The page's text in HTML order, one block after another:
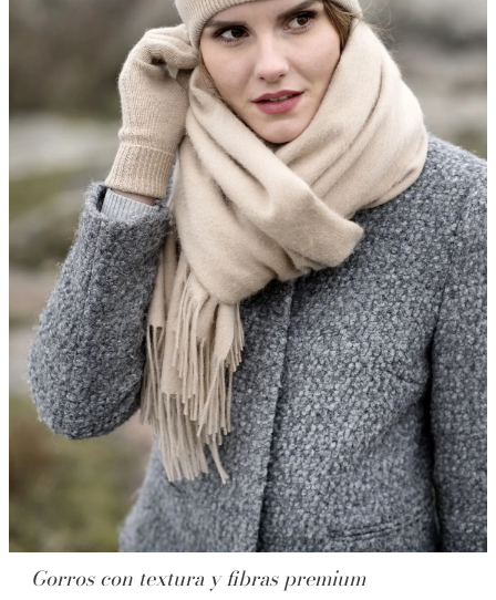
Gorros con textura y fibras premium